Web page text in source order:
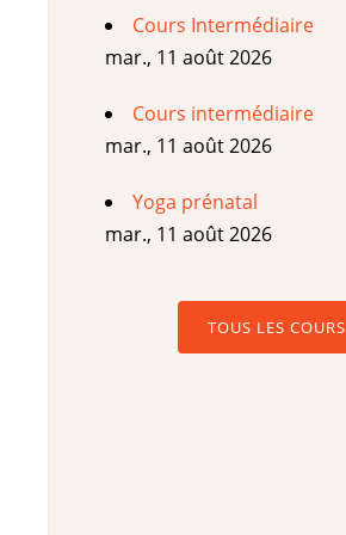
Cours Intermédiaire
mar., 11 août 2026
Cours intermédiaire
mar., 11 août 2026
Yoga prénatal
mar., 11 août 2026
TOUS LES COURS